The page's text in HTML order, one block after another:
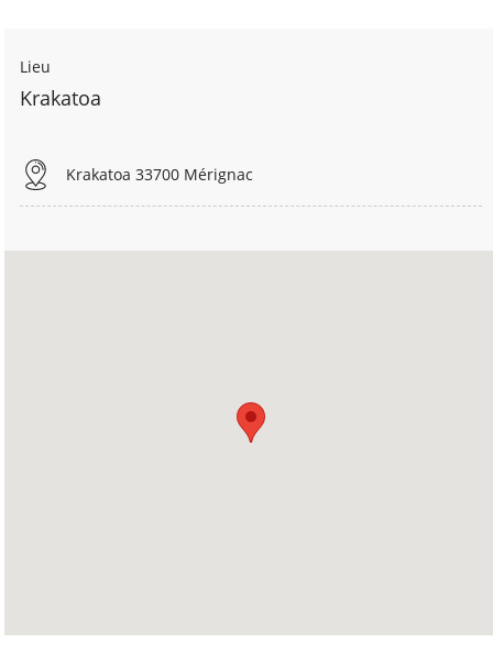
Lieu
Krakatoa
Krakatoa 33700 Mérignac